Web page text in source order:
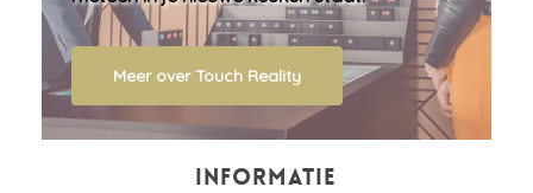
Meer over Touch Reality
INFORMATIE